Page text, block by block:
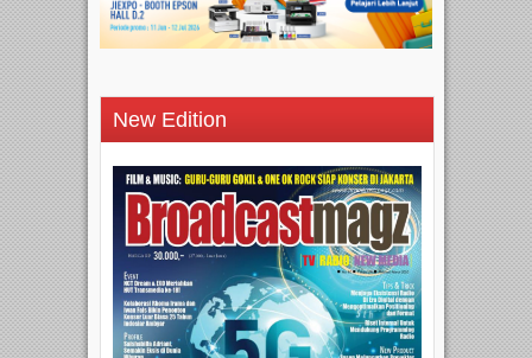
New Edition